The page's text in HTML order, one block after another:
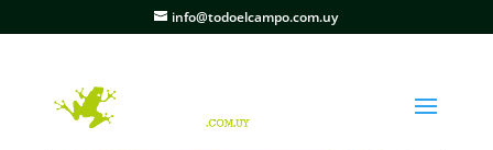
info@todoelcampo.com.uy